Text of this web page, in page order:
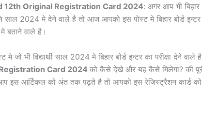
12th Original Registration Card 2024: अगर आप भी बिहार
साल 2024 मे देने वाले है तो आज आपको इस पोस्ट मे बिहार बोर्ड
बताने वाले है।
जो भी विद्यार्थी साल 2024 मे बिहार बोर्ड इन्टर का परीक्षा देने
Card 2024 को कैसे देखे और यह कैसे मिलेगा? की पूरी
इस आर्टिकल को अंत तक पढ़ते है तो आपको इस रेजिस्ट्रैशन कार्ड